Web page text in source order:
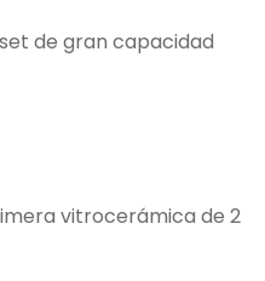
de gran capacidad
vitrocerámica de 2